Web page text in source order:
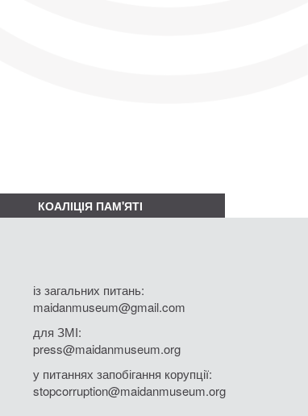
КОАЛІЦІЯ ПАМ'ЯТІ
із загальних питань:
maidanmuseum@gmail.com
для ЗМІ:
press@maidanmuseum.org
у питаннях запобігання корупції:
stopcorruption@maidanmuseum.org